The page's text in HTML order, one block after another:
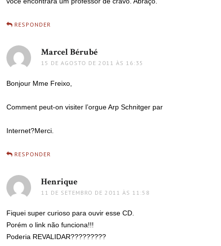
RESPONDER
Marcel Bérubé
15 DE AGOSTO DE 2011 ÀS 16:35
Bonjour Mme Freixo,
Comment peut-on visiter l’orgue Arp Schnitger par
Internet?Merci.
RESPONDER
Henrique
11 DE SETEMBRO DE 2011 ÀS 11:58
Fiquei super curioso para ouvir esse CD.
Porém o link não funciona!!!
Poderia REVALIDAR?????????